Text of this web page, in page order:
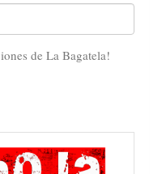
de La Bagatela!